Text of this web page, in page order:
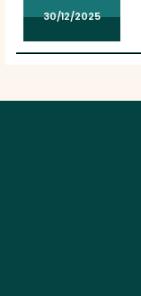
30/12/2025